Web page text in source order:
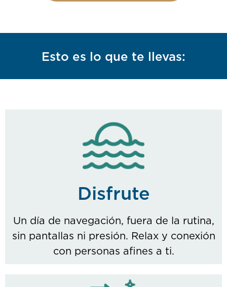
Esto es lo que te llevas:
Disfrute
Un día de navegación, fuera de la rutina,
sin pantallas ni presión. Relax y conexión
con personas afines a ti.